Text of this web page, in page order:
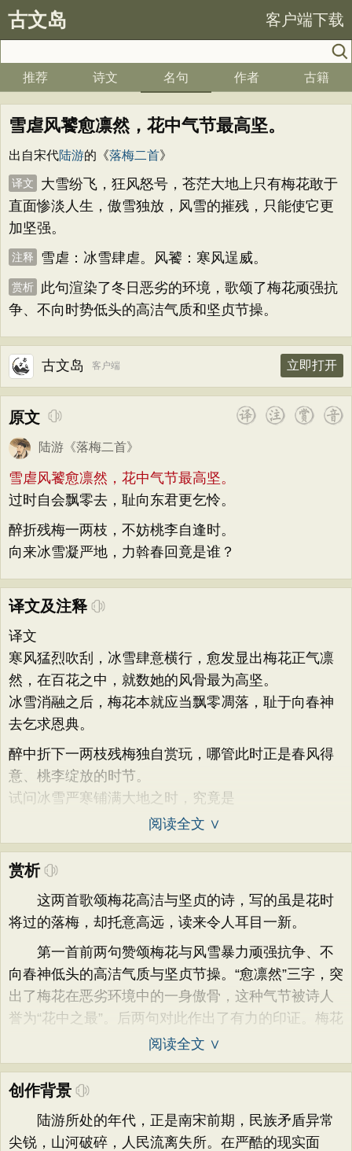
古文岛 客户端下载
推荐 诗文 名句 作者 古籍
雪虐风饕愈凛然，花中气节最高坚。
出自宋代陆游的《落梅二首》
译文
大雪纷飞，狂风怒号，苍茫大地上只有梅花敢于
直面惨淡人生，傲雪独放，风雪的摧残，只能使它更
加坚强。
注释 雪虐：冰雪肆虐。风饕：寒风逞威。
赏析
此句渲染了冬日恶劣的环境，歌颂了梅花顽强抗
争、不向时势低头的高洁气质和坚贞节操。
古文岛 客户端 立即打开
原文
陆游 《落梅二首》
雪虐风饕愈凛然，花中气节最高坚。
过时自会飘零去，耻向东君更乞怜。
醉折残梅一两枝，不妨桃李自逢时。
向来冰雪凝严地，力斡春回竟是谁？
译文及注释
译文
寒风猛烈吹刮，冰雪肆意横行，愈发显出梅花正气凛
然，在百花之中，就数她的风骨最为高坚。
冰雪消融之后，梅花本就应当飘零凋落，耻于向春神
去乞求恩典。
醉中折下一两枝残梅独自赏玩，哪管此时正是春风得
意、桃李绽放的时节。
试问冰雪严寒铺满大地之时，究竟是
阅读全文 ∨
赏析
这两首歌颂梅花高洁与坚贞的诗，写的虽是花时
将过的落梅，却托意高远，读来令人耳目一新。
第一首前两句赞颂梅花与风雪暴力顽强抗争、不
向春神低头的高洁气质与坚贞节操。“愈凛然”三字，突
出了梅花在恶劣环境中的一身傲骨，这种气节被诗人
誉为“花中之最”。后两句对此作出了有力的印证。梅花
阅读全文 ∨
创作背景
陆游所处的年代，正是南宋前期，民族矛盾异常
尖锐，山河破碎，人民流离失所。在严酷的现实面